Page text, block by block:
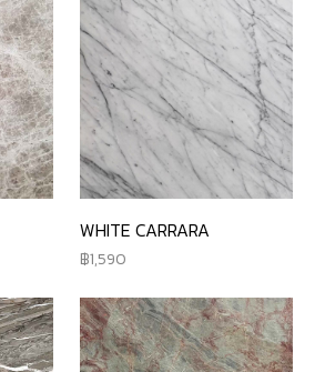
WHITE CARRARA
1,590